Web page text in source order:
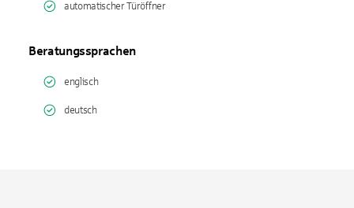
automatischer Türöffner
Beratungssprachen
englisch
deutsch